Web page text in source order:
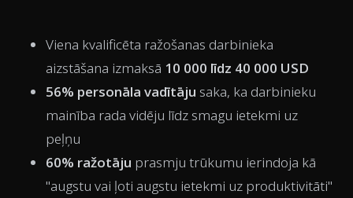
Viena kvalificēta ražošanas darbinieka
aizstāšana izmaksā 10 000 līdz 40 000 USD
56% personāla vadītāju saka, ka darbinieku
mainība rada vidēju līdz smagu ietekmi uz
peļņu
60% ražotāju prasmju trūkumu ierindoja kā
"augstu vai ļoti augstu ietekmi uz produktivitāti"